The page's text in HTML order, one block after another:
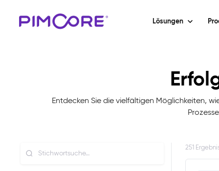
Lösungen
Entdecken Sie die vielfältigen Möglichkeiten,
251